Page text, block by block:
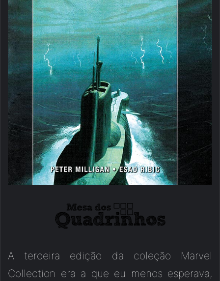
A terceira edição da coleção Marvel
Collection era a que eu menos esperava,